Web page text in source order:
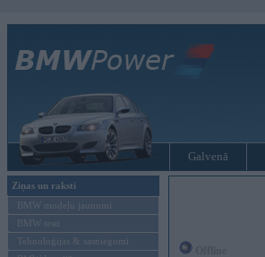
Galvenā
Ziņas un raksti
BMW modeļu jaunumi
BMW testi
Tehnoloģijas & sasniegumi